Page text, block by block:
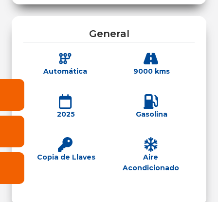
General
Automática 9000 kms
2025 Gasolina
Copia de Llaves
Aire
Acondicionado